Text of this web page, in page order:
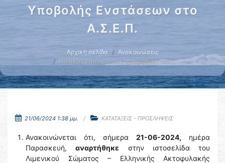
Υποβολής Ενστάσεων στο
Α.Σ.Ε.Π.
Αρχική σελίδα
Ανακοινώσεις
Πίνακας επιτυχόντων υποψηφίων του …
21/06/2024 1:38 μμ. ΚΑΤΑΤΑΞΕΙΣ - ΠΡΟΣΛΗΨΕΙΣ
Ανακοινώνεται ότι, σήμερα 21-06-2024, ημέρα
Παρασκευή,αναρτήθηκε στην ιστοσελίδα του
Λιμενικού Σώματος – Ελληνικής Ακτοφυλακής